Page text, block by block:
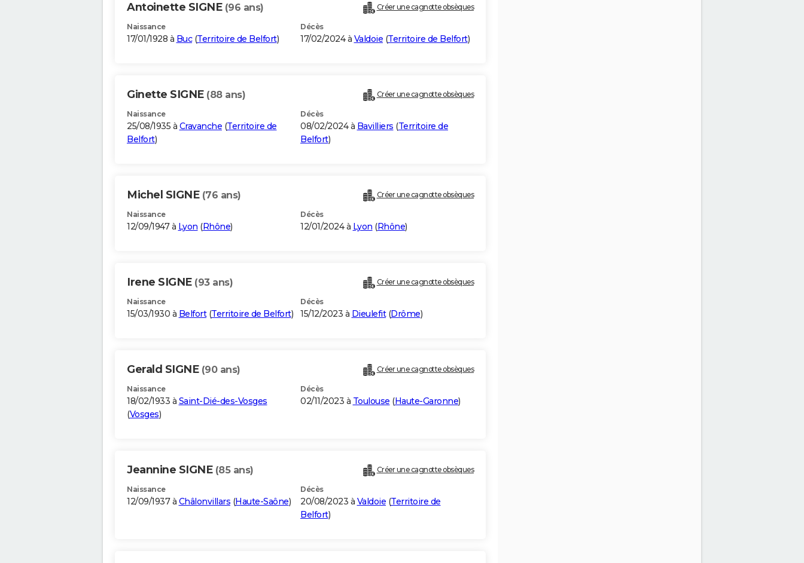
Antoinette SIGNE (96 ans) Créer une cagnotte obsèques
Naissance
17/01/1928 à Buc(Territoire de Belfort)
Décès
17/02/2024 à Valdoie (Territoire de Belfort)
Ginette SIGNE (88 ans) Créer une cagnotte obsèques
Naissance
25/08/1935 à Cravanche (Territoire de
Belfort)
Décès
08/02/2024 à Bavilliers (Territoire de
Belfort)
Michel SIGNE (76 ans) Créer une cagnotte obsèques
Naissance
12/09/1947 à Lyon (Rhône)
Décès
12/01/2024 à Lyon (Rhône)
Irene SIGNE (93 ans) Créer une cagnotte obsèques
Naissance
15/03/1930 à Belfort(Territoire de Belfort)
Décès
15/12/2023 à Dieulefit(Drôme)
Gerald SIGNE (90 ans) Créer une cagnotte obsèques
Naissance
18/02/1933 à Saint-Dié-des-Vosges
(Vosges)
Décès
02/11/2023 à Toulouse (Haute-Garonne)
Jeannine SIGNE (85 ans) Créer une cagnotte obsèques
Naissance
12/09/1937 à Châlonvillars (Haute-Saône)
Décès
20/08/2023 à Valdoie (Territoire de
Belfort)